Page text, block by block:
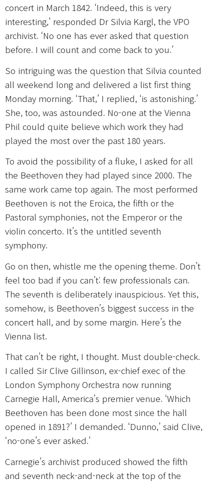
concert in March 1842. ‘Indeed, this is very
interesting,’ responded Dr Silvia Kargl, the VPO
archivist. ‘No one has ever asked that question
before. I will count and come back to you.’
So intriguing was the question that Silvia counted
all weekend long and delivered a list first thing
Monday morning. ‘That,’ I replied, ‘is astonishing.’
She, too, was astounded. No-one at the Vienna
Phil could quite believe which work they had
played the most over the past 180 years.
To avoid the possibility of a fluke, I asked for all
the Beethoven they had played since 2000. The
same work came top again. The most performed
Beethoven is not the Eroica, the fifth or the
Pastoral symphonies, not the Emperor or the
violin concerto. It’s the untitled seventh
symphony.
Go on then, whistle me the opening theme. Don’t
feel too bad if you can’t: few professionals can.
The seventh is deliberately inauspicious. Yet this,
somehow, is Beethoven’s biggest success in the
concert hall, and by some margin. Here’s the
Vienna list.
That can’t be right, I thought. Must double-check.
I called Sir Clive Gillinson, ex-chief exec of the
London Symphony Orchestra now running
Carnegie Hall, America’s premier venue. ‘Which
Beethoven has been done most since the hall
opened in 1891?’ I demanded. ‘Dunno,’ said Clive,
‘no-one’s ever asked.’
Carnegie’s archivist produced showed the fifth
and seventh neck-and-neck at the top of the